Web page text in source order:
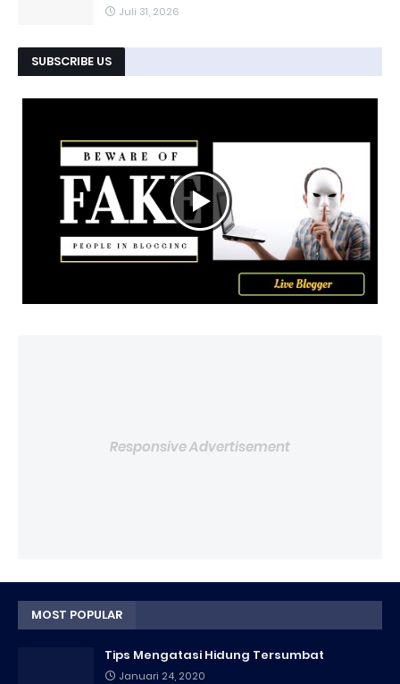
Juli 31, 2026
SUBSCRIBE US
Responsive Advertisement
MOST POPULAR
Tips Mengatasi Hidung Tersumbat
Januari 24, 2020